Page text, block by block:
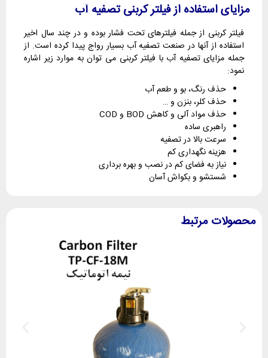
مزایای استفاده از فیلتر کربنی تصفیه آب
فیلتر کربنی از جمله فیلترهای تحت فشار بوده و در چند سال اخیر
استفاده از آنها در صنعت تصفیه آب بسیار رواج پیدا کرده است. از
جمله مزایای تصفیه آب با فیلتر کربنی می توان به موارد زیر اشاره
نمود:
حذف رنگ، بو و طعم آب
حذف کلر، بنزن و …
حذف مواد آلی و کاهش BOD و COD
راهبری ساده
سرعت بالا در تصفیه
هزینه نگهداری کم
نیاز به فضای کم در نصب و بهره برداری
شستشو و بکواش آسان
محصولات مرتبط